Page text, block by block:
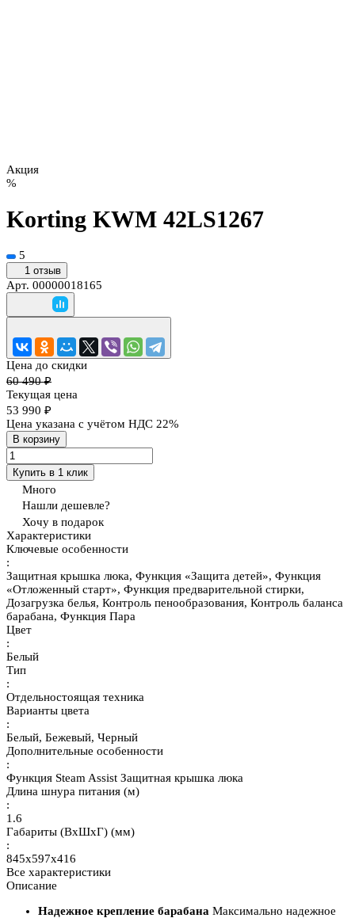
Акция
%
Korting KWM 42LS1267
5
1 отзыв
Арт. 00000018165
Цена до скидки
60 490 ₽
Текущая цена
53 990 ₽
Цена указана с учётом НДС 22%
В корзину
Купить в 1 клик
Много
Нашли дешевле?
Хочу в подарок
Характеристики
Ключевые особенности
:
Защитная крышка люка, Функция «Защита детей», Функция
«Отложенный старт», Функция предварительной стирки,
Дозагрузка белья, Контроль пенообразования, Контроль баланса
барабана, Функция Пара
Цвет
:
Белый
Тип
:
Отдельностоящая техника
Варианты цвета
:
Белый, Бежевый, Черный
Дополнительные особенности
:
Функция Steam Assist Защитная крышка люка
Длина шнура питания (м)
:
1.6
Габариты (ВхШхГ) (мм)
:
845x597x416
Все характеристики
Описание
Надежное крепление барабана Максимально надежное